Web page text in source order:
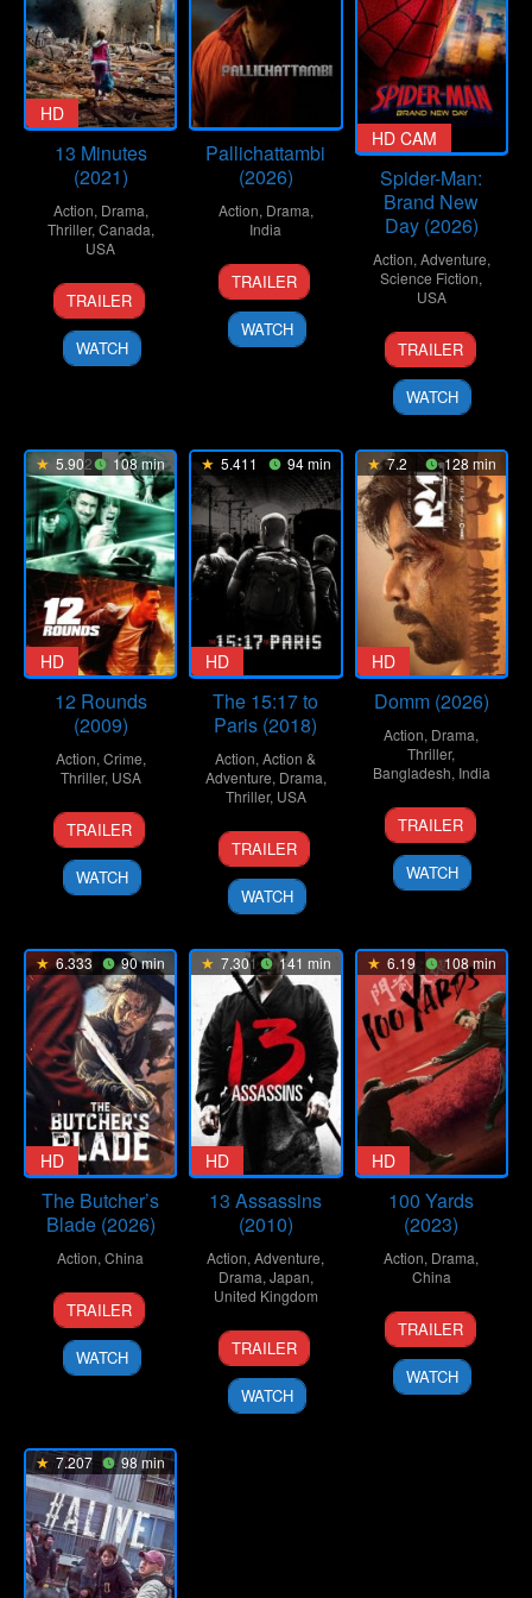
HD
13 Minutes
(2021)
Action, Drama,
Thriller, Canada,
USA
29
Oct
2021
Lindsay
Gossling
TRAILER
WATCH
Pallichattambi
(2026)
Action, Drama,
India
15
Apr
2026
Dijo
Jose
Antony
TRAILER
WATCH
CAM ,
HD CAM
Spider-Man:
Brand New
Day (2026)
Action, Adventure,
Science Fiction,
USA
29
Jul
2026
Destin
Daniel
Cretton
TRAILER
WATCH
5.902 108 min
HD
12 Rounds
(2009)
Action, Crime,
Thriller, USA
19
Mar
2009
Renny
Harlin
TRAILER
WATCH
5.411 94 min
HD
The 15:17 to
Paris (2018)
Action,Action &
Adventure, Drama,
Thriller, USA
7
Feb
2018
Clint
Eastwood
TRAILER
WATCH
7.2 128 min
HD
Domm (2026)
Action, Drama,
Thriller,
Bangladesh, India
21
Mar
2026
Redoan
Rony
TRAILER
WATCH
6.333 90 min
HD
The Butcher’s
Blade (2026)
Action,China
8
Jan
2026
Liu
Wenpu
TRAILER
WATCH
7.301 141 min
HD
13 Assassins
(2010)
Action,Adventure,
Drama, Japan,
United Kingdom
25
Sep
2010
Takashi
Miike
TRAILER
WATCH
6.19 108 min
HD
100 Yards
(2023)
Action, Drama,
China
20
Sep
2024
Xu
Junfeng
TRAILER
WATCH
7.207 98 min